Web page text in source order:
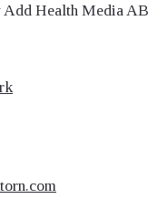
Add Health Media AB